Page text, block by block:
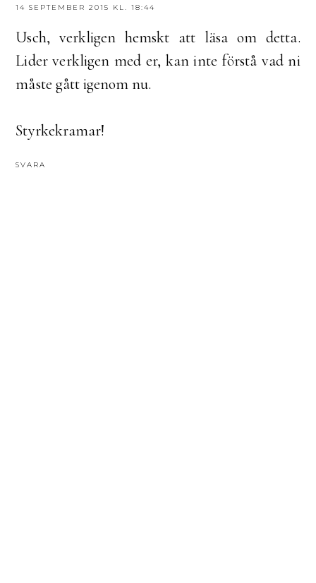
14 SEPTEMBER 2015 KL. 18:44
Usch, verkligen hemskt att läsa om detta.
Lider verkligen med er, kan inte förstå vad ni
måste gått igenom nu.
Styrkekramar!
SVARA